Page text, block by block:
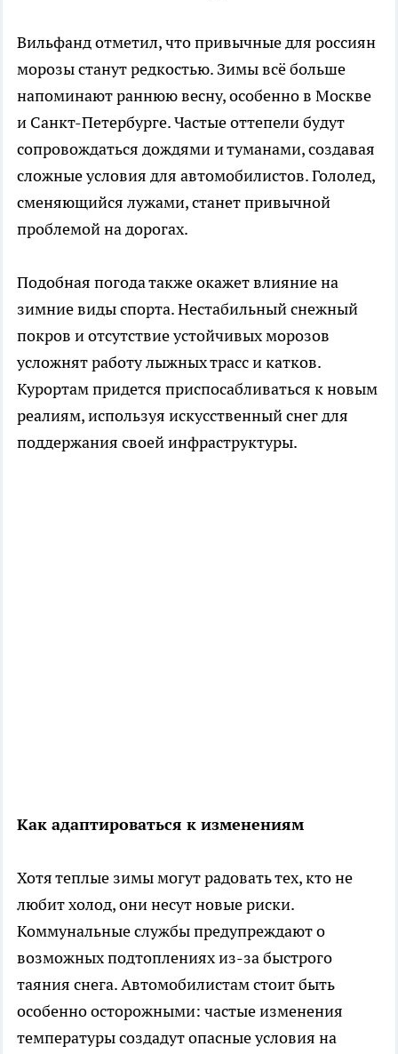
Вильфанд отметил, что привычные для россиян
морозы станут редкостью. Зимы всё больше
напоминают раннюю весну, особенно в Москве
и Санкт-Петербурге. Частые оттепели будут
сопровождаться дождями и туманами, создавая
сложные условия для автомобилистов. Гололед,
сменяющийся лужами, станет привычной
проблемой на дорогах.
Подобная погода также окажет влияние на
зимние виды спорта. Нестабильный снежный
покров и отсутствие устойчивых морозов
усложнят работу лыжных трасс и катков.
Курортам придется приспосабливаться к новым
реалиям, используя искусственный снег для
поддержания своей инфраструктуры.
Как адаптироваться к изменениям
Хотя теплые зимы могут радовать тех, кто не
любит холод, они несут новые риски.
Коммунальные службы предупреждают о
возможных подтоплениях из-за быстрого
таяния снега. Автомобилистам стоит быть
особенно осторожными: частые изменения
температуры создадут опасные условия на